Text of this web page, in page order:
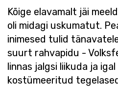
Kõige elavamalt jäi
oli midagi uskumatut.
inimesed tulid
suurt rahvapidu -
linnas jalgsi liikuda ja igal
kostümeeritud